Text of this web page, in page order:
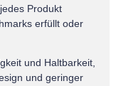
und Haltbarkeit,
und geringer
Produkt
erfüllt oder